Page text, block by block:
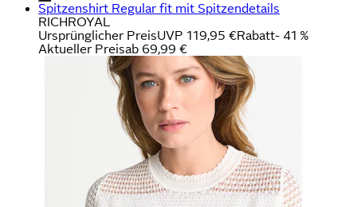
Spitzenshirt Regular fit mit Spitzendetails
RICHROYAL
Ursprünglicher PreisUVP 119,95 €Rabatt- 41 %
Aktueller Preisab 69,99 €